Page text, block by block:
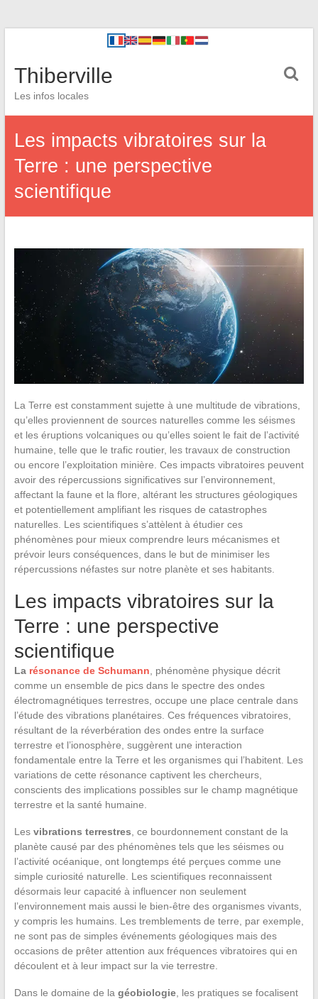
Thiberville
Les infos locales
Les impacts vibratoires sur la
Terre : une perspective
scientifique
La Terre est constamment sujette à une multitude de vibrations,
qu’elles proviennent de sources naturelles comme les séismes
et les éruptions volcaniques ou qu’elles soient le fait de l’activité
humaine, telle que le trafic routier, les travaux de construction
ou encore l’exploitation minière. Ces impacts vibratoires peuvent
avoir des répercussions significatives sur l’environnement,
affectant la faune et la flore, altérant les structures géologiques
et potentiellement amplifiant les risques de catastrophes
naturelles. Les scientifiques s’attèlent à étudier ces
phénomènes pour mieux comprendre leurs mécanismes et
prévoir leurs conséquences, dans le but de minimiser les
répercussions néfastes sur notre planète et ses habitants.
Les impacts vibratoires sur la
Terre : une perspective
scientifique
La résonance de Schumann , phénomène physique décrit
comme un ensemble de pics dans le spectre des ondes
électromagnétiques terrestres, occupe une place centrale dans
l’étude des vibrations planétaires. Ces fréquences vibratoires,
résultant de la réverbération des ondes entre la surface
terrestre et l’ionosphère, suggèrent une interaction
fondamentale entre la Terre et les organismes qui l’habitent. Les
variations de cette résonance captivent les chercheurs,
conscients des implications possibles sur le champ magnétique
terrestre et la santé humaine.
Les vibrations terrestres , ce bourdonnement constant de la
planète causé par des phénomènes tels que les séismes ou
l’activité océanique, ont longtemps été perçues comme une
simple curiosité naturelle. Les scientifiques reconnaissent
désormais leur capacité à influencer non seulement
l’environnement mais aussi le bien-être des organismes vivants,
y compris les humains. Les tremblements de terre, par exemple,
ne sont pas de simples événements géologiques mais des
occasions de prêter attention aux fréquences vibratoires qui en
découlent et à leur impact sur la vie terrestre.
Dans le domaine de la géobiologie, les pratiques se focalisent